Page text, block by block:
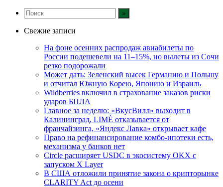
Свежие записи
На фоне осенних распродаж авиабилеты по
России подешевели на 11–15%, но вылеты из Сочи
резко подорожали
Может дать: Зеленский высек Германию и Польшу
и отчитал Южную Корею, Японию и Израиль
Wildberries включил в страхование заказов риски
ударов БПЛА
Главное за неделю: «ВкусВилл» выходит в
Калининград, LIMÉ отказывается от
франчайзинга, «Яндекс Лавка» открывает кафе
Право на рефинансирование комбо-ипотеки есть,
механизма у банков нет
Circle расширяет USDC в экосистему OKX с
запуском X Layer
В США отложили принятие закона о крипторынке
CLARITY Act до осени